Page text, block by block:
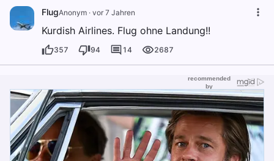
FlugAnonym · vor 7 Jahren
Kurdish Airlines. Flug ohne Landung!!
357 94 14 2687